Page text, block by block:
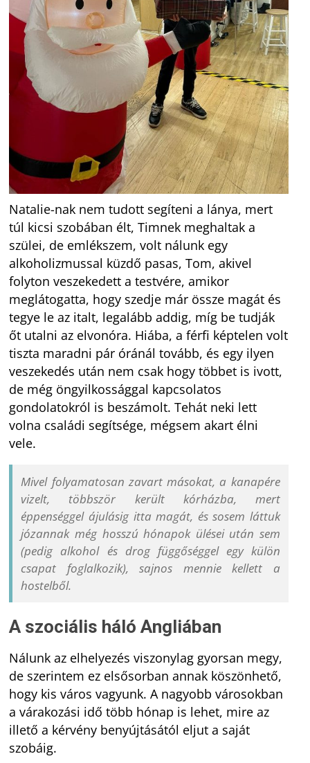
Natalie-nak nem tudott segíteni a lánya, mert
túl kicsi szobában élt, Timnek meghaltak a
szülei, de emlékszem, volt nálunk egy
alkoholizmussal küzdő pasas, Tom, akivel
folyton veszekedett a testvére, amikor
meglátogatta, hogy szedje már össze magát és
tegye le az italt, legalább addig, míg be tudják
őt utalni az elvonóra. Hiába, a férfi képtelen volt
tiszta maradni pár óránál tovább, és egy ilyen
veszekedés után nem csak hogy többet is ivott,
de még öngyilkossággal kapcsolatos
gondolatokról is beszámolt. Tehát neki lett
volna családi segítsége, mégsem akart élni
vele.
Mivel folyamatosan zavart másokat, a kanapére
vizelt, többször került kórházba, mert
éppenséggel ájulásig itta magát, és sosem láttuk
józannak még hosszú hónapok ülései után sem
(pedig alkohol és drog függőséggel egy külön
csapat foglalkozik), sajnos mennie kellett a
hostelből.
A szociális háló Angliában
Nálunk az elhelyezés viszonylag gyorsan megy,
de szerintem ez elsősorban annak köszönhető,
hogy kis város vagyunk. A nagyobb városokban
a várakozási idő több hónap is lehet, mire az
illető a kérvény benyújtásától eljut a saját
szobáig.